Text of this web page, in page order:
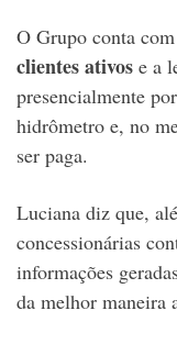
O Grupo conta
clientes ativos e a
presencialmente
hidrômetro e, no
ser paga.
Luciana diz que,
concessionárias
informações
da melhor maneira